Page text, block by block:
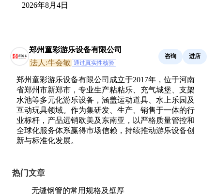
2026年8月4日
郑州童彩游乐设备有限公司
法人:牛会敏 通过真实性核验
咨询 进店
郑州童彩游乐设备有限公司成立于2017年，位于河南
省郑州市新郑市，专业生产粘粘乐、充气城堡、支架
水池等多元化游乐设备，涵盖运动道具、水上乐园及
互动玩具领域。作为集研发、生产、销售于一体的行
业标杆，产品远销欧美及东南亚，以严格质量管控和
全球化服务体系赢得市场信赖，持续推动游乐设备创
新与标准化发展。
热门文章
无缝钢管的常用规格及壁厚